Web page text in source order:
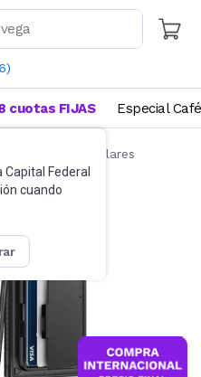
)
Capital Federal
cuando
cuotas FIJAS Especial Café
Fundas para celulares